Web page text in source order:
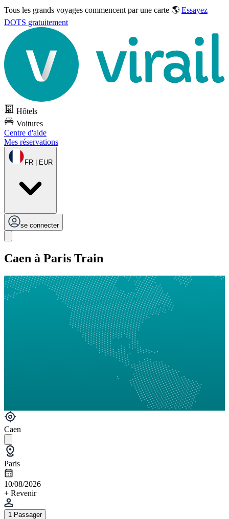
Tous les grands voyages commencent par une carte 🌎 Essayez
DOTS gratuitement
Hôtels
Voitures
Centre d'aide
Mes réservations
FR | EUR
se connecter
Caen à Paris Train
Caen
Paris
10/08/2026
+ Revenir
1 Passager